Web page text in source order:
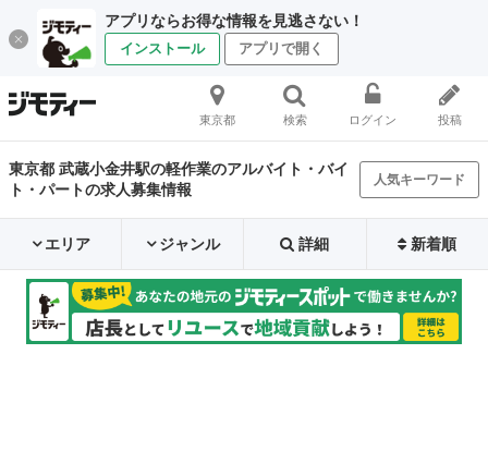
アプリならお得な情報を見逃さない！
インストール アプリで開く
東京都 検索 ログイン 投稿
東京都 武蔵小金井駅の軽作業のアルバイト・バイ
ト・パートの求人募集情報
人気キーワード
エリア ジャンル 詳細 新着順